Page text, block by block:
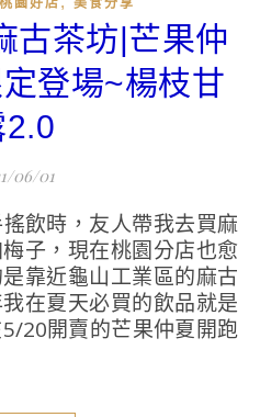
桃園好店 美食分享
古茶坊|芒果仲
登場~楊枝甘
2.0
06/01
子，現在桃園分店也愈
靠近龜山工業區的麻古
在夏天必買的飲品就是
20開賣的芒果仲夏開跑